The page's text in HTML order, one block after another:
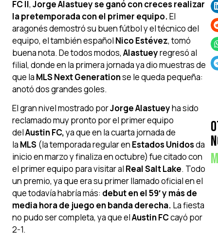
FC II, Jorge Alastueyse ganó con creces realizar
la pretemporada con el primer equipo.El
aragonés demostró su buen fútbol y el técnico del
equipo, el también español Nico Estévez, tomó
buena nota. De todos modos, Alastueyregresó al
filial, donde en la primera jornada ya dio muestras de
que la MLS Next Generationse le queda pequeña:
anotó dos grandes goles.
El gran nivel mostrado porJorge Alastueyha sido
reclamado muy pronto por el primer equipo
delAustin FC,ya que en la cuarta jornada de
la MLS (la temporada regular en Estados Unidosda
inicio en marzo y finaliza en octubre) fue citado con
el primer equipo para visitar al Real Salt Lake. Todo
un premio, ya que era su primer llamado oficial en el
que todavía habría más: debut en el 59′ y más de
media hora de juego en banda derecha. La fiesta
no pudo ser completa, ya que elAustin FCcayó por
2-1.